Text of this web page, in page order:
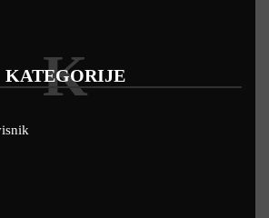
KATEGORIJE
K